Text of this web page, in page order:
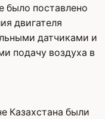
поставлено
двигателя
датчиками и
подачу воздуха в
Казахстана были